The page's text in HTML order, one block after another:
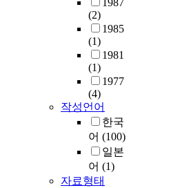
1987
(2)
1985
(1)
1981
(1)
1977
(4)
작성언어
한국
어 (100)
일본
어 (1)
자료형태